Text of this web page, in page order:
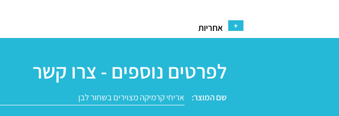
אחריות +
לפרטים נוספים - צרו קשר
שם המוצר: